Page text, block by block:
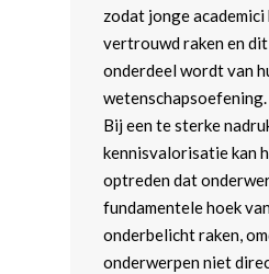
zodat jonge academici
vertrouwd raken en
onderdeel wordt van
wetenschapsoefening.
Bij een te sterke
kennisvalorisatie kan
optreden dat
fundamentele hoek
onderbelicht raken,
onderwerpen niet